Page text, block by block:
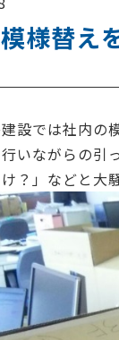
様替え
設では社内の
いながらの引
？」などと大